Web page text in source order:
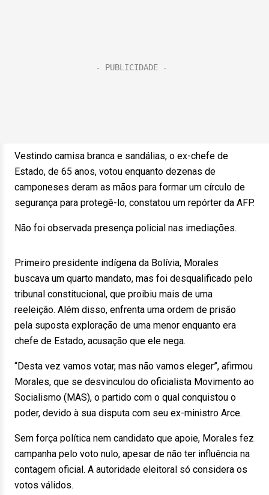
Vestindo camisa branca e sandálias, o ex-chefe de
Estado, de 65 anos, votou enquanto dezenas de
camponeses deram as mãos para formar um círculo de
segurança para protegê-lo, constatou um repórter da AFP.
Não foi observada presença policial nas imediações.
Primeiro presidente indígena da Bolívia, Morales
buscava um quarto mandato, mas foi desqualificado pelo
tribunal constitucional, que proibiu mais de uma
reeleição. Além disso, enfrenta uma ordem de prisão
pela suposta exploração de uma menor enquanto era
chefe de Estado, acusação que ele nega.
“Desta vez vamos votar, mas não vamos eleger”, afirmou
Morales, que se desvinculou do oficialista Movimento ao
Socialismo (MAS), o partido com o qual conquistou o
poder, devido à sua disputa com seu ex-ministro Arce.
Sem força política nem candidato que apoie, Morales fez
campanha pelo voto nulo, apesar de não ter influência na
contagem oficial. A autoridade eleitoral só considera os
votos válidos.